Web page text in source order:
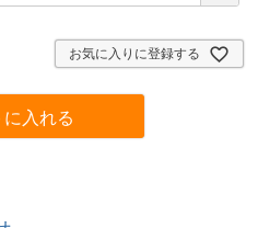
お気に入りに登録する
に入れる